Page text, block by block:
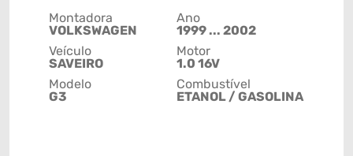
Montadora
VOLKSWAGEN
Veículo
SAVEIRO
Modelo
G3
Ano
1999 ... 2002
Motor
1.0 16V
Combustível
ETANOL / GASOLINA